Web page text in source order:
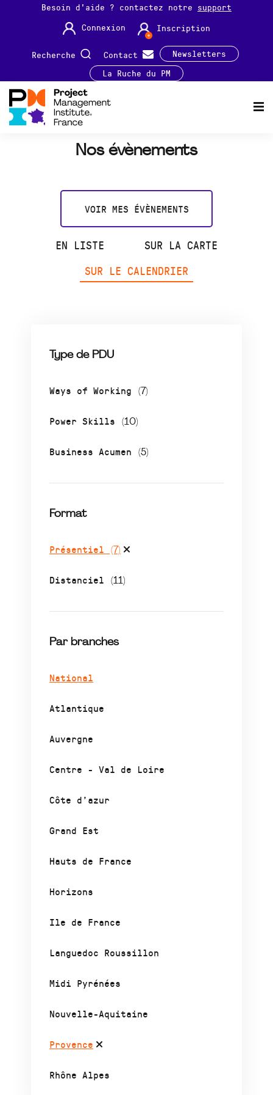
Besoin d'aide ? contactez notre support
Connexion
Inscription
Recherche Contact
Newsletters
La Ruche du PM
Nos évènements
VOIR MES ÉVÈNEMENTS
EN LISTE
SUR LA CARTE
SUR LE CALENDRIER
Type de PDU
Ways of Working (7)
Power Skills (10)
Business Acumen (5)
Format
Présentiel (7)
Distanciel (11)
Par branches
National
Atlantique
Auvergne
Centre - Val de Loire
Côte d’azur
Grand Est
Hauts de France
Horizons
Ile de France
Languedoc Roussillon
Midi Pyrénées
Nouvelle-Aquitaine
Provence
Rhône Alpes